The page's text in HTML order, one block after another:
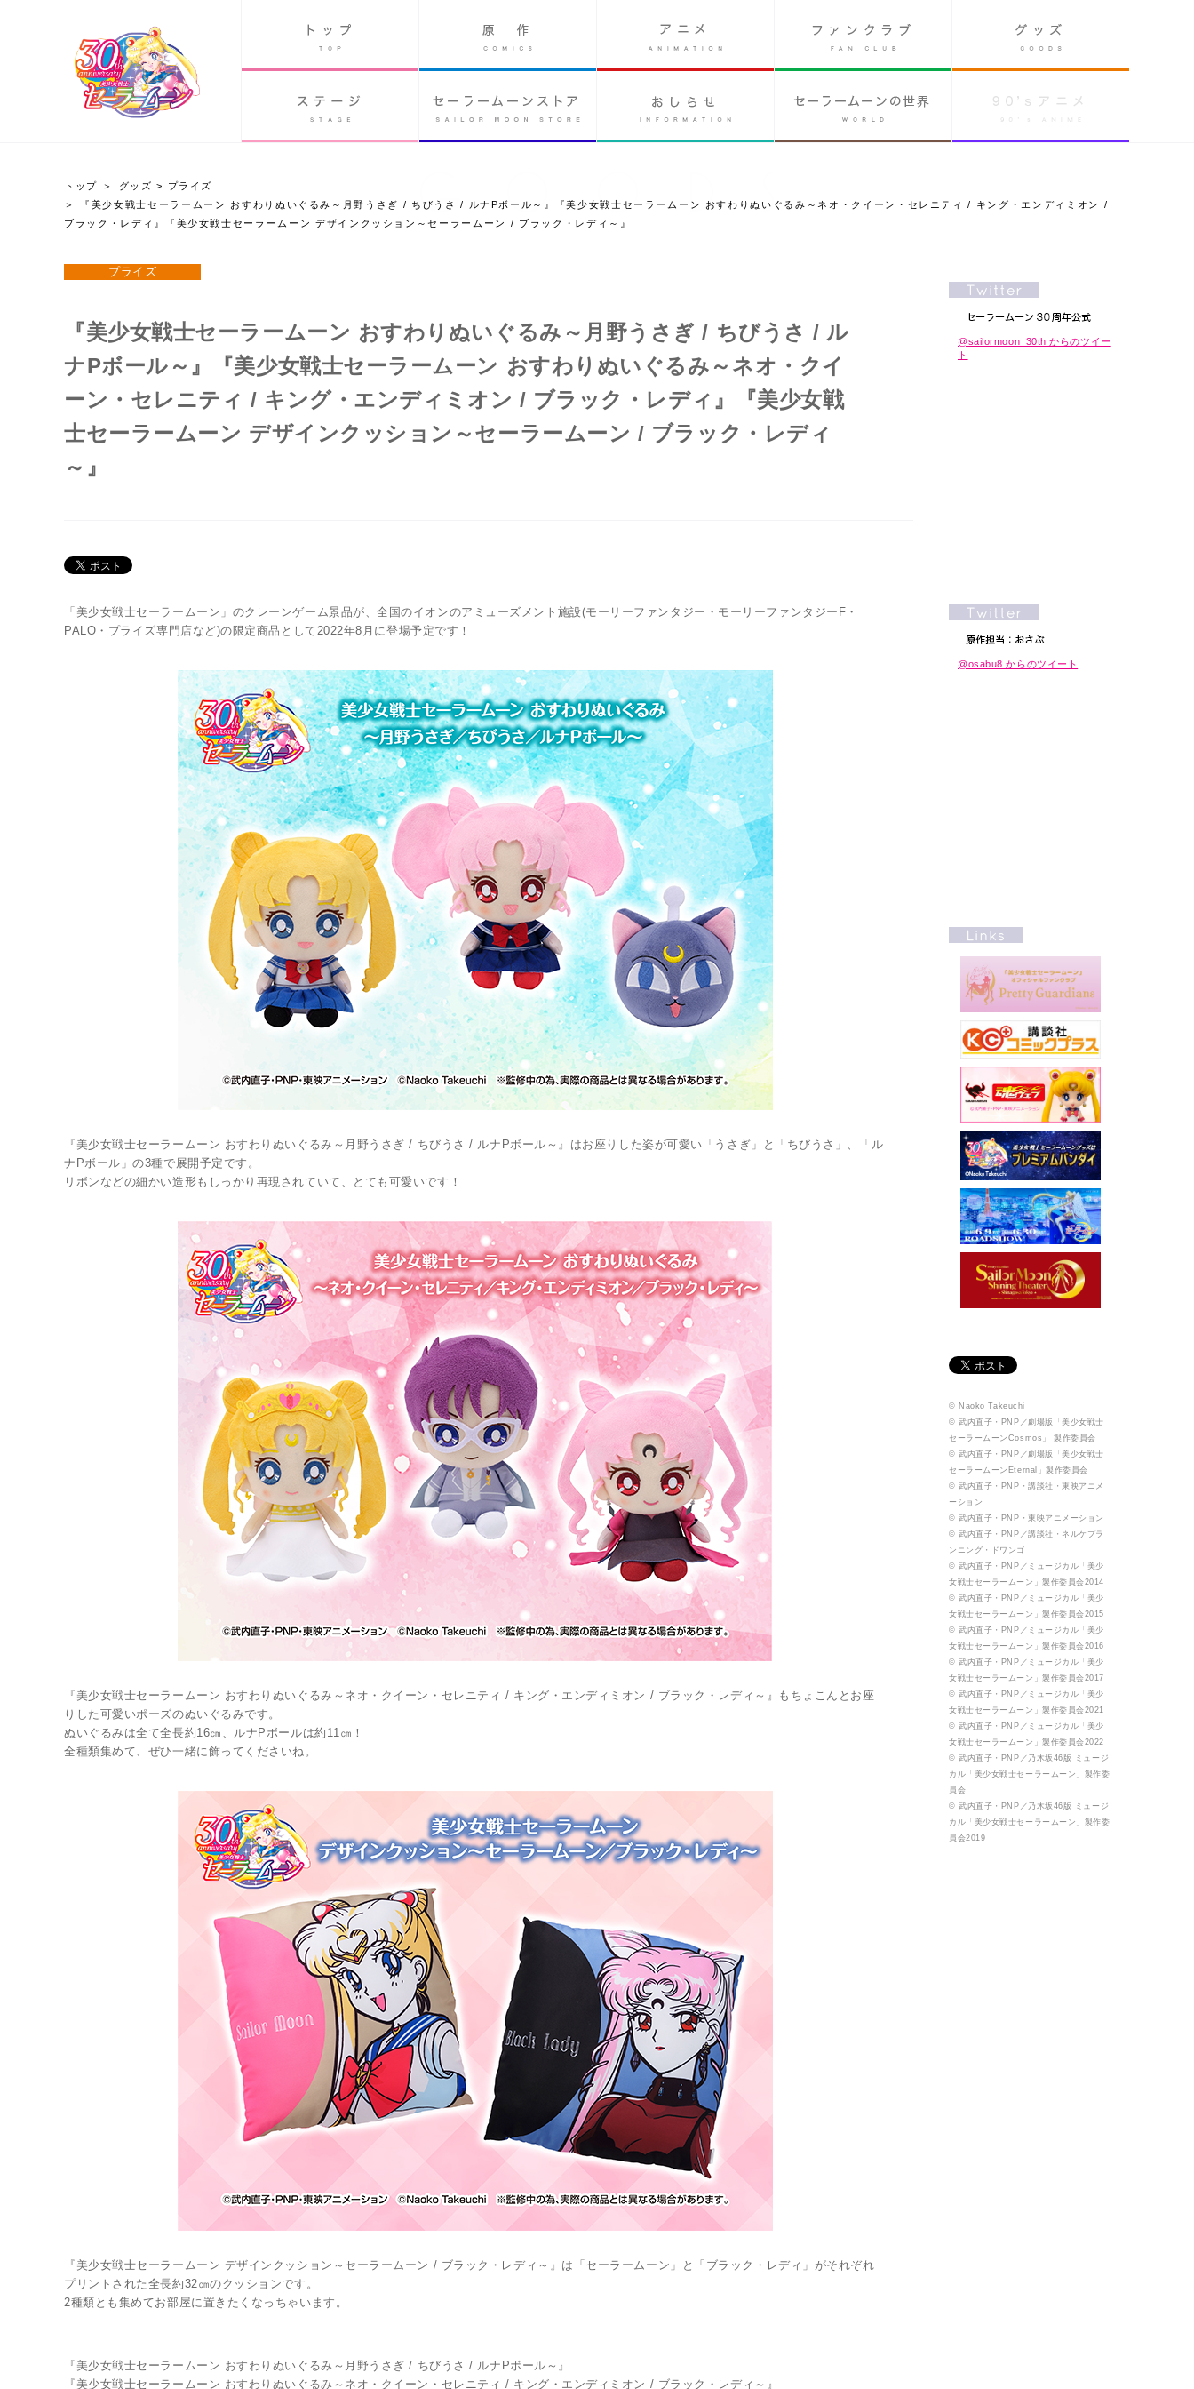
90's アニメPAST ANIME
トップ グッズ >
プライズ
『美少女戦士セーラームーン おすわりぬいぐるみ～月野うさぎ / ちびうさ / ルナPボール～』『美少女戦士セーラームーン おすわりぬいぐるみ～ネオ・クイーン・セレニティ / キング・エンディミオン /
ブラック・レディ』『美少女戦士セーラームーン デザインクッション～セーラームーン / ブラック・レディ～』
グッズ
プライズ
『美少女戦士セーラームーン おすわりぬいぐるみ～月野うさぎ / ちびうさ / ル
ナPボール～』『美少女戦士セーラームーン おすわりぬいぐるみ～ネオ・クイ
ーン・セレニティ / キング・エンディミオン / ブラック・レディ』『美少女戦
士セーラームーン デザインクッション～セーラームーン / ブラック・レディ
～』
「美少女戦士セーラームーン」のクレーンゲーム景品が、全国のイオンのアミューズメント施設(モーリーファンタジー・モーリーファンタジーF・
PALO・プライズ専門店など)の限定商品として2022年8月に登場予定です！
『美少女戦士セーラームーン おすわりぬいぐるみ～月野うさぎ / ちびうさ / ルナPボール～』はお座りした姿が可愛い「うさぎ」と「ちびうさ」、「ル
ナPボール」の3種で展開予定です。
リボンなどの細かい造形もしっかり再現されていて、とても可愛いです！
『美少女戦士セーラームーン おすわりぬいぐるみ～ネオ・クイーン・セレニティ / キング・エンディミオン / ブラック・レディ～』もちょこんとお座
りした可愛いポーズのぬいぐるみです。
ぬいぐるみは全て全長約16㎝、ルナPボールは約11㎝！
全種類集めて、ぜひ一緒に飾ってくださいね。
『美少女戦士セーラームーン デザインクッション～セーラームーン / ブラック・レディ～』は「セーラームーン」と「ブラック・レディ」がそれぞれ
プリントされた全長約32㎝のクッションです。
2種類とも集めてお部屋に置きたくなっちゃいます。
『美少女戦士セーラームーン おすわりぬいぐるみ～月野うさぎ / ちびうさ / ルナPボール～』
『美少女戦士セーラームーン おすわりぬいぐるみ～ネオ・クイーン・セレニティ / キング・エンディミオン / ブラック・レディ～』
@sailormoon_30th からのツイー
ト
Twitter 原作担当：おさぶ@osabu8
@osabu8 からのツイート
© Naoko Takeuchi
© 武内直子・PNP／劇場版「美少女戦士
セーラームーンCosmos」 製作委員会
© 武内直子・PNP／劇場版「美少女戦士
セーラームーンEternal」製作委員会
© 武内直子・PNP・講談社・東映アニメ
ーション
© 武内直子・PNP・東映アニメーション
© 武内直子・PNP／講談社・ネルケプラ
ンニング・ドワンゴ
© 武内直子・PNP／ミュージカル「美少
女戦士セーラームーン」製作委員会2014
© 武内直子・PNP／ミュージカル「美少
女戦士セーラームーン」製作委員会2015
© 武内直子・PNP／ミュージカル「美少
女戦士セーラームーン」製作委員会2016
© 武内直子・PNP／ミュージカル「美少
女戦士セーラームーン」製作委員会2017
© 武内直子・PNP／ミュージカル「美少
女戦士セーラームーン」製作委員会2021
© 武内直子・PNP／ミュージカル「美少
女戦士セーラームーン」製作委員会2022
© 武内直子・PNP／乃木坂46版 ミュージ
カル「美少女戦士セーラームーン」製作委
員会
© 武内直子・PNP／乃木坂46版 ミュージ
カル「美少女戦士セーラームーン」製作委
員会2019